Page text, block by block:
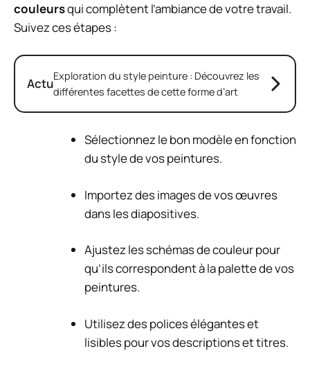
couleursqui complètent l’ambiance de votre travail.
Suivez ces étapes :
ActuExploration du style peinture : Découvrez les
différentes facettes de cette forme d’art
Sélectionnez le bon modèle en fonction
du style de vos peintures.
Importez des images de vos œuvres
dans les diapositives.
Ajustez les schémas de couleur pour
qu’ils correspondent à la palette de vos
peintures.
Utilisez des polices élégantes et
lisibles pour vos descriptions et titres.